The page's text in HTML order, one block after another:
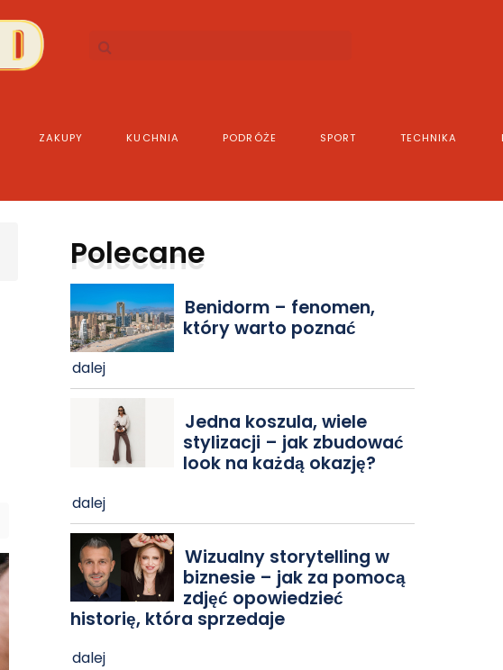
ZAKUPY KUCHNIA PODRÓŻE SPORT TECHNIKA
Polecane
Benidorm – fenomen,
który warto poznać
dalej
Jedna koszula, wiele
stylizacji – jak zbudować
look na każdą okazję?
dalej
Wizualny storytelling w
biznesie – jak za pomocą
zdjęć opowiedzieć
historię, która sprzedaje
dalej